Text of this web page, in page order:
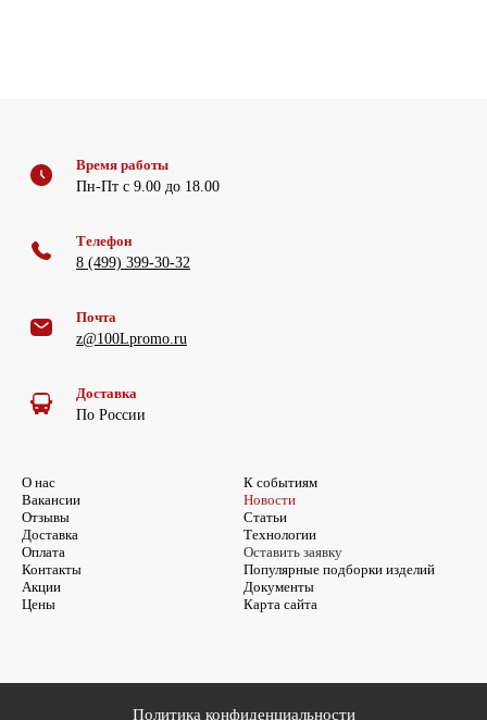
Время работы
Пн-Пт с 9.00 до 18.00
Телефон
8 (499) 399-30-32
Почта
z@100Lpromo.ru
Доставка
По России
О нас
Вакансии
Отзывы
Доставка
Оплата
Контакты
Акции
Цены
К событиям
Новости
Статьи
Технологии
Оставить заявку
Популярные подборки изделий
Документы
Карта сайта
Политика конфиденциальности